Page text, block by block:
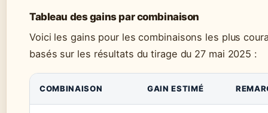
Tableau des gains par combinaison
Voici les gains pour les combinaisons les plus
basés sur les résultats du tirage du 27 mai 2025 :
COMBINAISON GAIN ESTIMÉ